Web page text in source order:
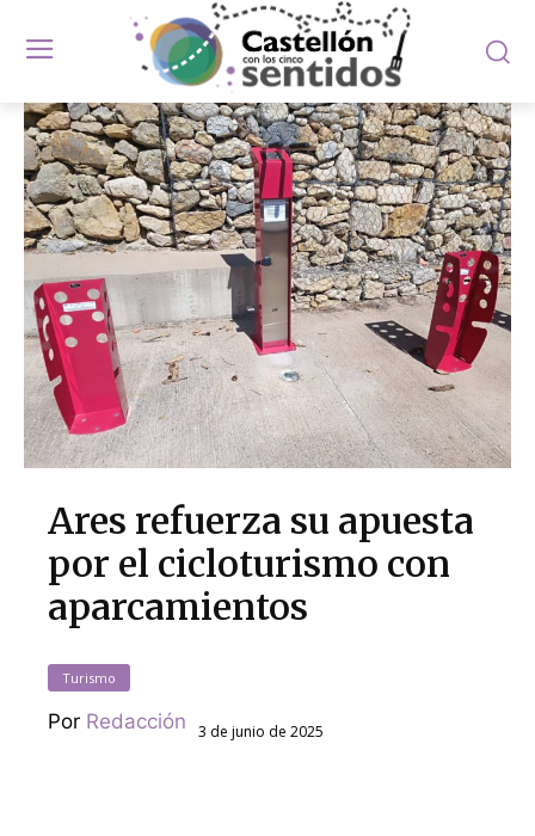
Ares refuerza su apuesta
por el cicloturismo con
aparcamientos
Turismo
Por Redacción 3 de junio de 2025